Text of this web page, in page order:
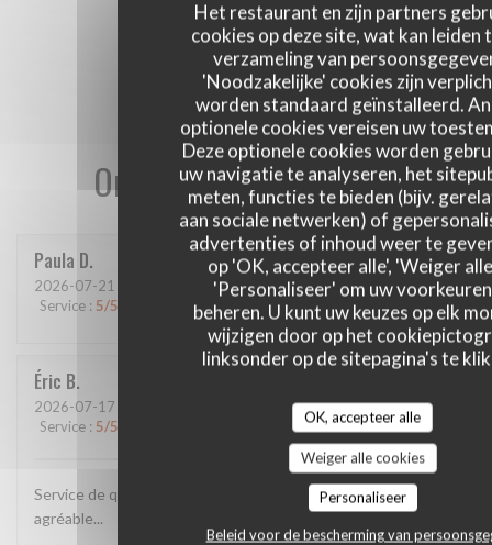
Het restaurant en zijn partners
cookies op deze site, wat kan leiden
verzameling van
'Noodzakelijke' cookies zijn
worden standaard geïnstalleerd.
optionele cookies vereisen uw
Deze optionele cookies worden
uw navigatie te analyseren, het
meten, functies te bieden (bijv.
aan sociale netwerken) of
advertenties of inhoud weer te
op 'OK, accepteer alle', 'Weiger
'Personaliseer' om uw
beheren. U kunt uw keuzes op elk
wijzigen door op het
linksonder op de sitepagina's te
OK, accepteer alle
Weiger alle cookies
Personaliseer
Beleid voor de bescherming van
Onze gastbeoordelingen
Paula D
2026-07-21
- 20:00 - Gasten 4
Service : 5/5 : 5/5 Keuken : 4/5 Kwaliteit / Prijs : 5 /5
Éric B
2026-07-17
Service : 5/5 5 /5 Kwaliteit / Prijs: /5
Service de qualité et bonne cuisine Pizza généreuse. Cadre
agréable...